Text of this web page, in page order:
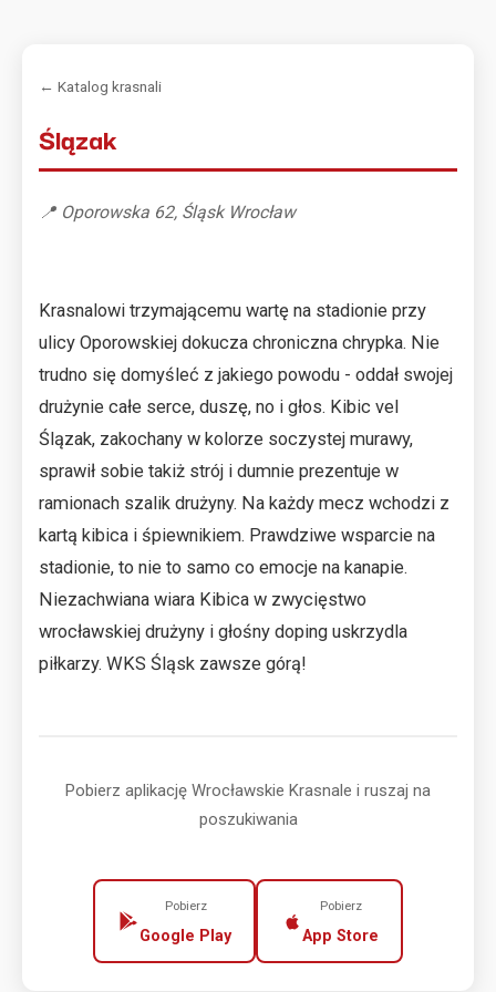
← Katalog krasnali
Ślązak
📍 Oporowska 62, Śląsk Wrocław
Krasnalowi trzymającemu wartę na stadionie przy
ulicy Oporowskiej dokucza chroniczna chrypka. Nie
trudno się domyśleć z jakiego powodu - oddał swojej
drużynie całe serce, duszę, no i głos. Kibic vel
Ślązak, zakochany w kolorze soczystej murawy,
sprawił sobie takiż strój i dumnie prezentuje w
ramionach szalik drużyny. Na każdy mecz wchodzi z
kartą kibica i śpiewnikiem. Prawdziwe wsparcie na
stadionie, to nie to samo co emocje na kanapie.
Niezachwiana wiara Kibica w zwycięstwo
wrocławskiej drużyny i głośny doping uskrzydla
piłkarzy. WKS Śląsk zawsze górą!
Pobierz aplikację Wrocławskie Krasnale i ruszaj na
poszukiwania
Pobierz
Google Play
Pobierz
App Store